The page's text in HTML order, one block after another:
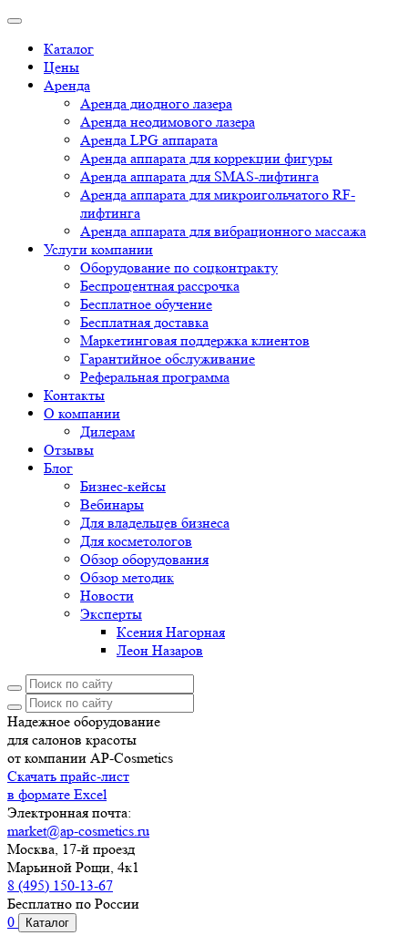
Каталог
Цены
Аренда
Аренда диодного лазера
Аренда неодимового лазера
Аренда LPG аппарата
Аренда аппарата для коррекции фигуры
Аренда аппарата для SMAS-лифтинга
Аренда аппарата для микроигольчатого RF-
лифтинга
Аренда аппарата для вибрационного массажа
Услуги компании
Оборудование по соцконтракту
Беспроцентная рассрочка
Бесплатное обучение
Бесплатная доставка
Маркетинговая поддержка клиентов
Гарантийное обслуживание
Реферальная программа
Контакты
О компании
Дилерам
Отзывы
Блог
Бизнес-кейсы
Вебинары
Для владельцев бизнеса
Для косметологов
Обзор оборудования
Обзор методик
Новости
Эксперты
Ксения Нагорная
Леон Назаров
Надежное оборудование
для салонов красоты
от компании AP-Cosmetics
Скачать прайс-лист
в формате Excel
Электронная почта:
market@ap-cosmetics.ru
Москва, 17-й проезд
Марьиной Рощи, 4к1
8 (495) 150-13-67
Бесплатно по России
0
Каталог